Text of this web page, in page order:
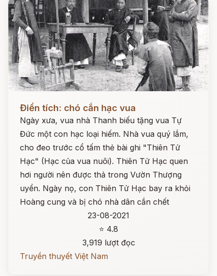
Đọc ngay
Điển tích: chó cắn hạc vua
Ngày xưa, vua nhà Thanh biếu tặng vua Tự
Đức một con hạc loại hiếm. Nhà vua quý lắm,
cho đeo trước cổ tấm thẻ bài ghi "Thiên Tử
Hạc" (Hạc của vua nuôi). Thiên Tử Hạc quen
hơi người nên được thả trong Vườn Thượng
uyển. Ngày nọ, con Thiên Tử Hạc bay ra khỏi
Hoàng cung và bị chó nhà dân cắn chết
23-08-2021
⭐ 4.8
3,919 lượt đọc
Truyền thuyết Việt Nam